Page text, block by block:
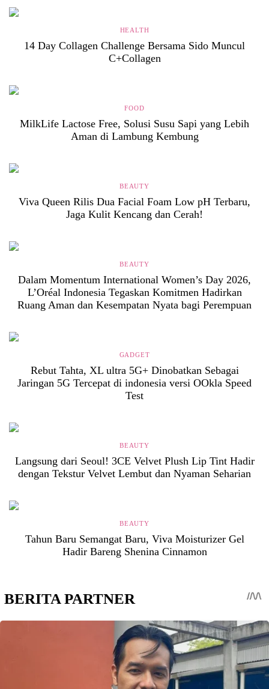
HEALTH
14 Day Collagen Challenge Bersama Sido Muncul
C+Collagen
FOOD
MilkLife Lactose Free, Solusi Susu Sapi yang Lebih
Aman di Lambung Kembung
BEAUTY
Viva Queen Rilis Dua Facial Foam Low pH Terbaru,
Jaga Kulit Kencang dan Cerah!
BEAUTY
Dalam Momentum International Women’s Day 2026,
L’Oréal Indonesia Tegaskan Komitmen Hadirkan
Ruang Aman dan Kesempatan Nyata bagi Perempuan
GADGET
Rebut Tahta, XL ultra 5G+ Dinobatkan Sebagai
Jaringan 5G Tercepat di indonesia versi OOkla Speed
Test
BEAUTY
Langsung dari Seoul! 3CE Velvet Plush Lip Tint Hadir
dengan Tekstur Velvet Lembut dan Nyaman Seharian
BEAUTY
Tahun Baru Semangat Baru, Viva Moisturizer Gel
Hadir Bareng Shenina Cinnamon